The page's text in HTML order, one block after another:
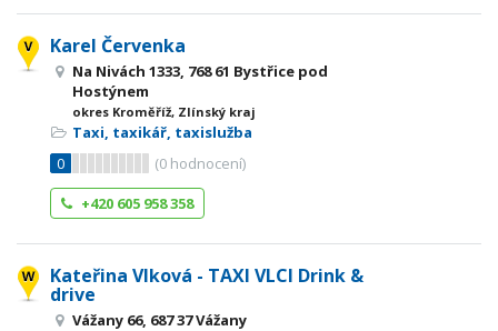
Karel Červenka
Na Nivách 1333, 768 61 Bystřice pod
Hostýnem
okres Kroměříž, Zlínský kraj
Taxi, taxikář, taxislužba
0
(0 hodnocení)
+420 605 958 358
Kateřina Vlková - TAXI VLCI Drink &
drive
Vážany 66, 687 37 Vážany